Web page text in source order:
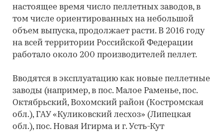
настоящее время число пеллетных заводов, в
том числе ориентированных на небольшой
объем выпуска, продолжает расти. В 2016 году
на всей территории Российской Федерации
работало около 200 производителей пеллет.
Вводятся в эксплуатацию как новые пеллетные
заводы (например, в пос. Малое Раменье, пос.
Октябрьский, Вохомский район (Костромская
обл.), ГАУ «Куликовский лесхоз» (Липецкая
обл.), пос. Новая Игирма и г. Усть-Кут